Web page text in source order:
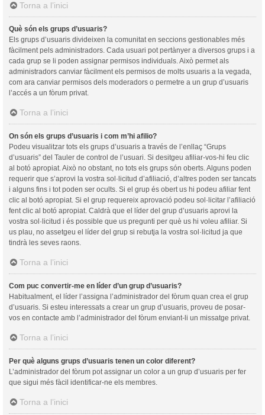
Torna a l’inici
Què són els grups d’usuaris?
Els grups d’usuaris divideixen la comunitat en seccions gestionables més
fàcilment pels administradors. Cada usuari pot pertànyer a diversos grups i a
cada grup se li poden assignar permisos individuals. Això permet als
administradors canviar fàcilment els permisos de molts usuaris a la vegada,
com ara canviar permisos dels moderadors o permetre a un grup d’usuaris
l’accés a un fòrum privat.
Torna a l’inici
On són els grups d’usuaris i com m’hi afilio?
Podeu visualitzar tots els grups d’usuaris a través de l’enllaç “Grups
d’usuaris” del Tauler de control de l’usuari. Si desitgeu afiliar-vos-hi feu clic
al botó apropiat. Això no obstant, no tots els grups són oberts. Alguns poden
requerir que s’aprovi la vostra sol·licitud d’afiliació, d’altres poden ser tancats
i alguns fins i tot poden ser ocults. Si el grup és obert us hi podeu afiliar fent
clic al botó apropiat. Si el grup requereix aprovació podeu sol·licitar l’afiliació
fent clic al botó apropiat. Caldrà que el líder del grup d’usuaris aprovi la
vostra sol·licitud i és possible que us pregunti per què us hi voleu afiliar. Si
us plau, no assetgeu el líder del grup si rebutja la vostra sol·licitud ja que
tindrà les seves raons.
Torna a l’inici
Com puc convertir-me en líder d’un grup d’usuaris?
Habitualment, el líder l’assigna l’administrador del fòrum quan crea el grup
d’usuaris. Si esteu interessats a crear un grup d’usuaris, proveu de posar-
vos en contacte amb l’administrador del fòrum enviant-li un missatge privat.
Torna a l’inici
Per què alguns grups d’usuaris tenen un color diferent?
L’administrador del fòrum pot assignar un color a un grup d’usuaris per fer
que sigui més fàcil identificar-ne els membres.
Torna a l’inici